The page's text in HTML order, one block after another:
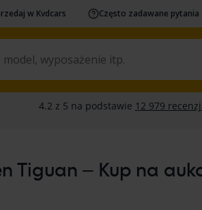
w Kvdcars Często zadawane pytania
Tiguan – Kup na